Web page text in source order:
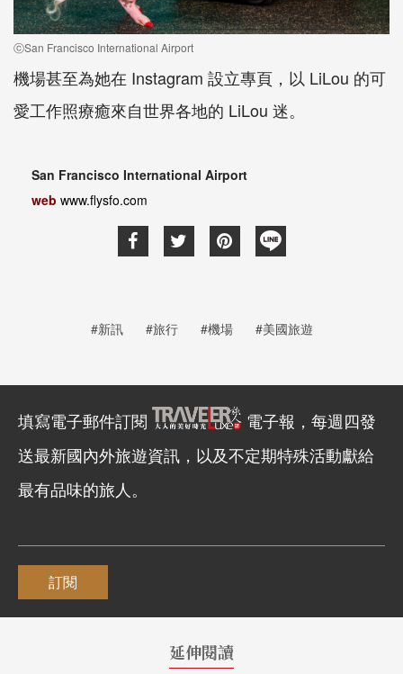
ⓒSan Francisco International Airport
機場甚至為她在 Instagram 設立專頁，以 LiLou 的可
愛工作照療癒來自世界各地的 LiLou 迷。
San Francisco International Airport
web www.flysfo.com
#新訊 #旅行 #機場 #美國旅遊
填寫電子郵件訂閱
電子報，每週四發
送最新國內外旅遊資訊，以及不定期特殊活動獻給
最有品味的旅人。
訂閱
延伸閱讀